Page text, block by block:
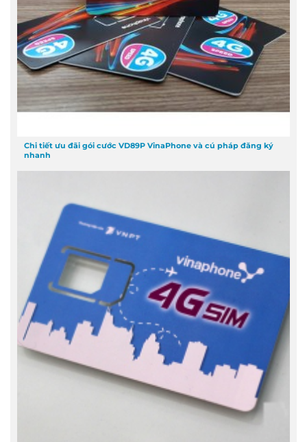
Chi tiết ưu đãi gói cước VD89P VinaPhone và cú pháp đăng ký
nhanh